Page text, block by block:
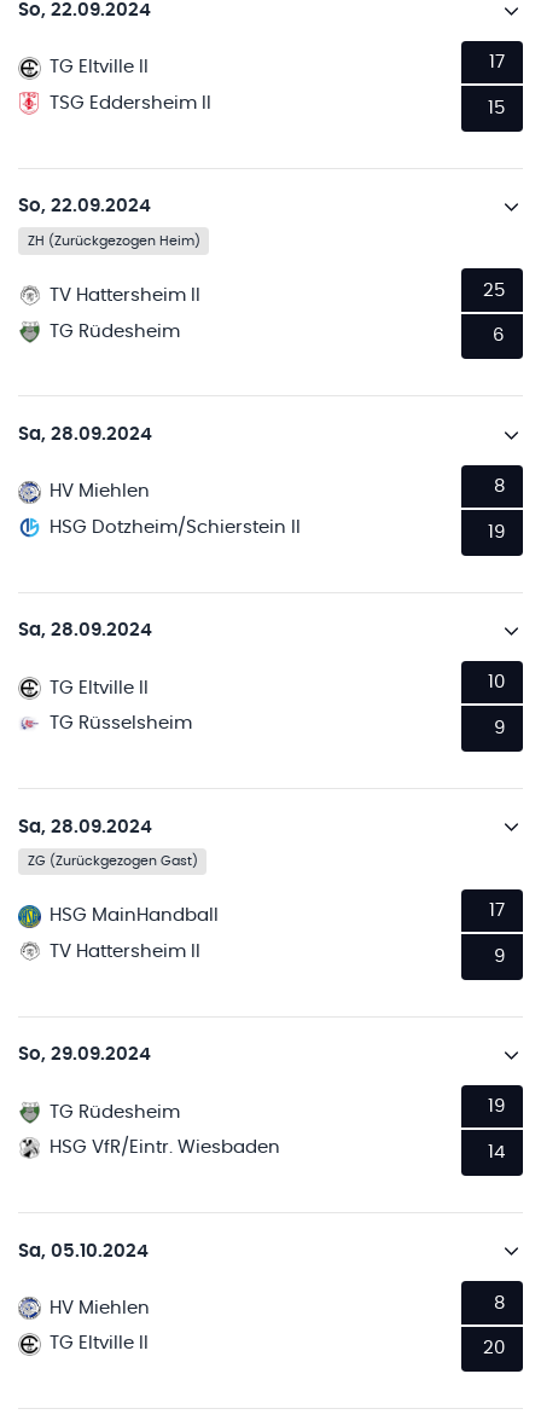
So, 22.09.2024
TG Eltville II
TSG Eddersheim II
17
15
So, 22.09.2024
ZH (Zurückgezogen Heim)
TV Hattersheim II
TG Rüdesheim
25
6
Sa, 28.09.2024
HV Miehlen
HSG Dotzheim/Schierstein II
8
19
Sa, 28.09.2024
TG Eltville II
TG Rüsselsheim
10
9
Sa, 28.09.2024
ZG (Zurückgezogen Gast)
HSG MainHandball
TV Hattersheim II
17
9
So, 29.09.2024
TG Rüdesheim
HSG VfR/Eintr. Wiesbaden
19
14
Sa, 05.10.2024
HV Miehlen
TG Eltville II
8
20